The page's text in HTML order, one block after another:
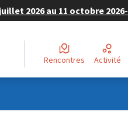
2026 au 11 octobre 2026-
Rencontres Activité